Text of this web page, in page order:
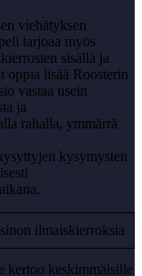
viehätyksen
tarjoaa myös
sisällä ja
oppia lisää Roosterin
vastaa usein
ja
rahalla, ymmärrä
kysymysten
kertoo keskimmäisille